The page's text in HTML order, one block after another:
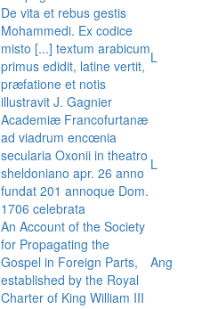
De vita et rebus gestis
Mohammedi. Ex codice
misto [...] textum arabicum
primus edidit, latine vertit,
præfatione et notis
illustravit J. Gagnier
L
Academiæ Francofurtanæ
ad viadrum encœnia
secularia Oxonii in theatro
sheldoniano apr. 26 anno
fundat 201 annoque Dom.
1706 celebrata
L
An Account of the Society
for Propagating the
Gospel in Foreign Parts,
established by the Royal
Charter of King William III
Ang